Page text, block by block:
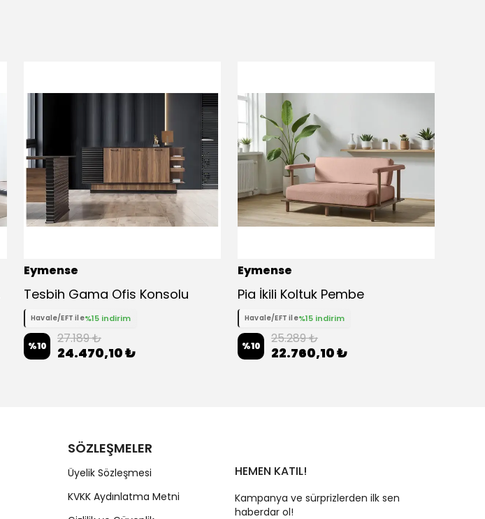
Eymense
Tesbih Gama Ofis Konsolu
Havale/EFT ile%15 indirim
%10 27.189 ₺
24.470,10 ₺
Eymense
Pia İkili Koltuk Pembe
Havale/EFT ile%15 indirim
%10 25.289 ₺
22.760,10 ₺
SÖZLEŞMELER
Üyelik Sözleşmesi
KVKK Aydınlatma Metni
HEMEN KATIL!
Kampanya ve sürprizlerden ilk sen
haberdar ol!